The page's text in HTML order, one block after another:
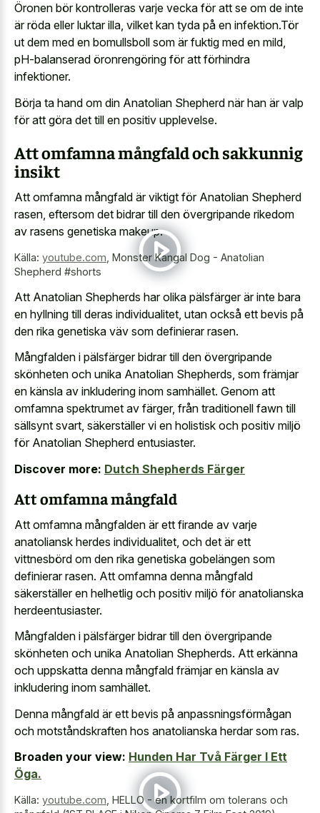
Öronen bör kontrolleras varje vecka för att se om de inte
är röda eller luktar illa, vilket kan tyda på en infektion.Tör
ut dem med en bomullsboll som är fuktig med en mild,
pH-balanserad öronrengöring för att förhindra
infektioner.
Börja ta hand om din Anatolian Shepherd när han är valp
för att göra det till en positiv upplevelse.
Att omfamna mångfald och sakkunnig
insikt
Att omfamna mångfald är viktigt för Anatolian Shepherd
rasen, eftersom det bidrar till den övergripande rikedom
av rasens genetiska makeup.
Källa: youtube.com Monster Kangal Dog - Anatolian
Shepherd #shorts
Att Anatolian Shepherds har olika pälsfärger är inte bara
en hyllning till deras individualitet, utan också ett bevis på
den rika genetiska väv som definierar rasen.
Mångfalden i pälsfärger bidrar till den övergripande
skönheten och unika Anatolian Shepherds, som främjar
en känsla av inkludering inom samhället. Genom att
omfamna spektrumet av färger, från traditionell fawn till
sällsynt svart, säkerställer vi en holistisk och positiv miljö
för Anatolian Shepherd entusiaster.
Discover more: Dutch Shepherds Färger
Att omfamna mångfald
Att omfamna mångfalden är ett firande av varje
anatoliansk herdes individualitet, och det är ett
vittnesbörd om den rika genetiska gobelängen som
definierar rasen. Att omfamna denna mångfald
säkerställer en helhetlig och positiv miljö för anatolianska
herdeentusiaster.
Mångfalden i pälsfärger bidrar till den övergripande
skönheten och unika Anatolian Shepherds. Att erkänna
och uppskatta denna mångfald främjar en känsla av
inkludering inom samhället.
Denna mångfald är ett bevis på anpassningsförmågan
och motståndskraften hos anatolianska herdar som ras.
Broaden your view: Hunden Har Två Färger I Ett
Öga.
Källa: youtube.com HELLO - en kortfilm om tolerans och